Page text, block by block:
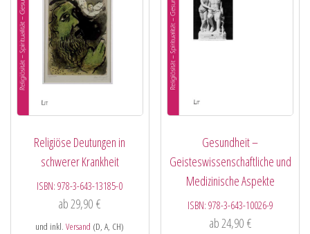
Religiöse Deutungen in
schwerer Krankheit
ISBN:978-3-643-13185-0
ab29,90€
und inkl.Versand (D, A, CH)
Gesundheit –
Geisteswissenschaftliche und
Medizinische Aspekte
ISBN: 978-3-643-10026-9
ab24,90 €